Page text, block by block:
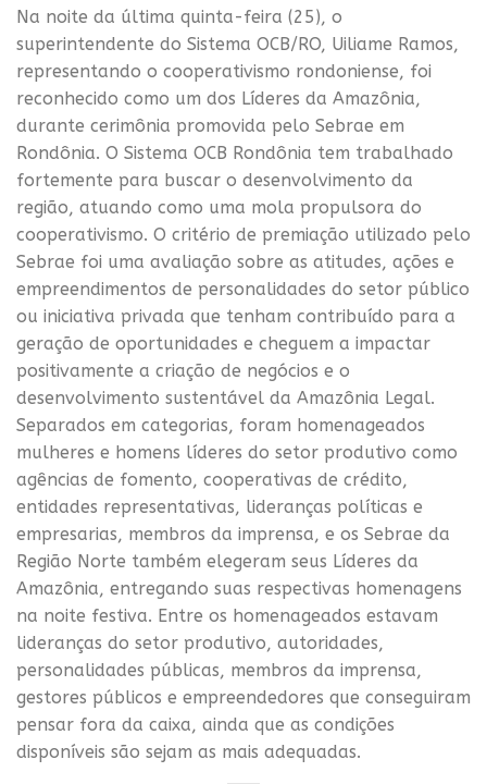
Na noite da última quinta-feira (25), o
superintendente do Sistema OCB/RO, Uiliame Ramos,
representando o cooperativismo rondoniense, foi
reconhecido como um dos Líderes da Amazônia,
durante cerimônia promovida pelo Sebrae em
Rondônia. O Sistema OCB Rondônia tem trabalhado
fortemente para buscar o desenvolvimento da
região, atuando como uma mola propulsora do
cooperativismo. O critério de premiação utilizado pelo
Sebrae foi uma avaliação sobre as atitudes, ações e
empreendimentos de personalidades do setor público
ou iniciativa privada que tenham contribuído para a
geração de oportunidades e cheguem a impactar
positivamente a criação de negócios e o
desenvolvimento sustentável da Amazônia Legal.
Separados em categorias, foram homenageados
mulheres e homens líderes do setor produtivo como
agências de fomento, cooperativas de crédito,
entidades representativas, lideranças políticas e
empresarias, membros da imprensa, e os Sebrae da
Região Norte também elegeram seus Líderes da
Amazônia, entregando suas respectivas homenagens
na noite festiva. Entre os homenageados estavam
lideranças do setor produtivo, autoridades,
personalidades públicas, membros da imprensa,
gestores públicos e empreendedores que conseguiram
pensar fora da caixa, ainda que as condições
disponíveis são sejam as mais adequadas.